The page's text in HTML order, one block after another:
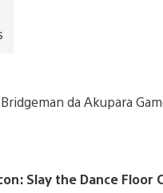
da Akupara
Slay the Dance Floor